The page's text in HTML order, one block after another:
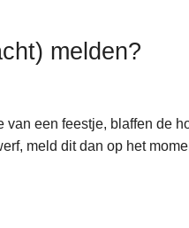
melden?
een feestje, blaffen de
meld dit dan op het